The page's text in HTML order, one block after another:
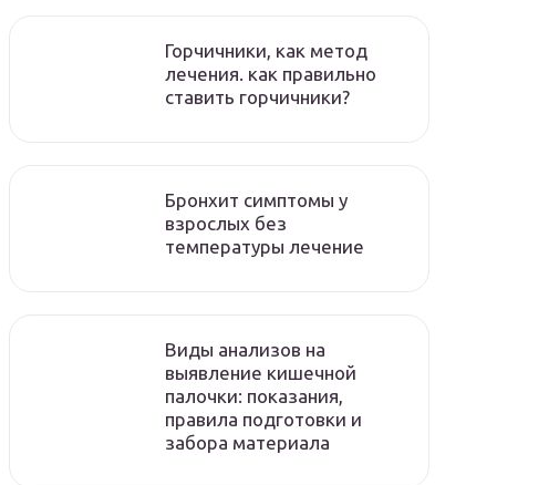
Горчичники, как метод
лечения. как правильно
ставить горчичники?
Бронхит симптомы у
взрослых без
температуры лечение
Виды анализов на
выявление кишечной
палочки: показания,
правила подготовки и
забора материала